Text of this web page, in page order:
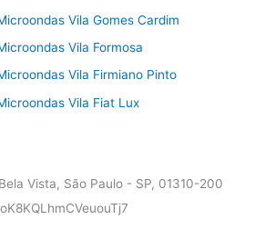
Vila Gomes Cardim
Vila Formosa
Vila Firmiano Pinto
Vila Fiat Lux
Vista, São Paulo - SP, 01310-200